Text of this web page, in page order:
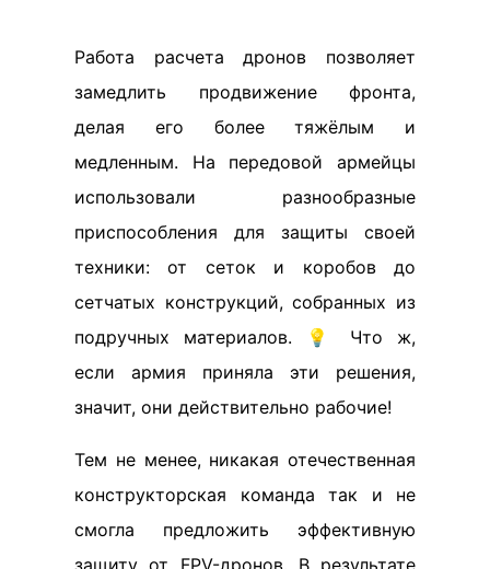
Работа расчета дронов позволяет
замедлить продвижение фронта,
делая его более тяжёлым и
медленным. На передовой армейцы
использовали разнообразные
приспособления для защиты своей
техники: от сеток и коробов до
сетчатых конструкций, собранных из
подручных материалов. 💡 Что ж,
если армия приняла эти решения,
значит, они действительно рабочие!
Тем не менее, никакая отечественная
конструкторская команда так и не
смогла предложить эффективную